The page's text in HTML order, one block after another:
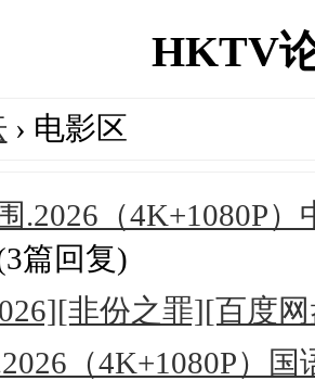
HKTV
› 电影区
.2026（4K+1080P
篇回复)
非份之罪][百度
（4K+1080P）